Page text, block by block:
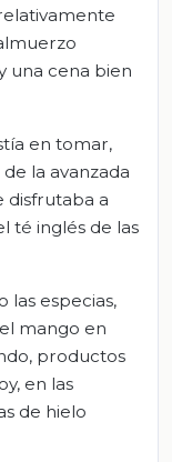
una cena bien
en tomar,
la avanzada
disfrutaba a
té inglés de las
las especias,
mango en
productos
en las
de hielo